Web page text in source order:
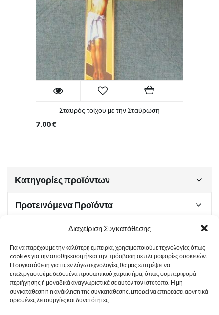
Διαχείριση Συγκατάθεσης
Για να παρέχουμε την καλύτερη εμπειρία, χρησιμοποιούμε τεχνολογίες όπως
cookies για την αποθήκευση ή/και την πρόσβαση σε πληροφορίες συσκευών.
Η συγκατάθεση για τις εν λόγω τεχνολογίες θα μας επιτρέψει να
επεξεργαστούμε δεδομένα προσωπικού χαρακτήρα, όπως συμπεριφορά
περιήγησης ή μοναδικά αναγνωριστικά σε αυτόν τον ιστότοπο. Η μη
συγκατάθεση ή η ανάκληση της συγκατάθεσης, μπορεί να επηρεάσει αρνητικά
ορισμένες λειτουργίες και δυνατότητες.
Σταυρός τοίχου με την Σταύρωση
7.00€
Κατηγορίες προϊόντων
Προτεινόμενα Προϊόντα
Χρήσιμα Έγγραφα
Sitemap
Στοιχεία Επικοινωνίας